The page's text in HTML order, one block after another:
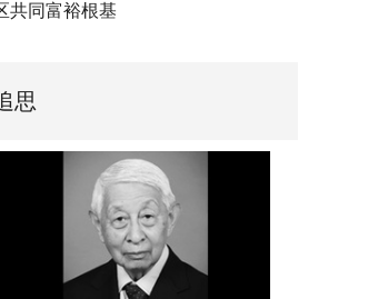
共同富裕根基
思